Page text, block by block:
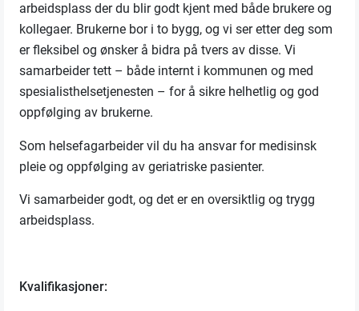
arbeidsplass der du blir godt kjent med både brukere og
kollegaer. Brukerne bor i to bygg, og vi ser etter deg som
er fleksibel og ønsker å bidra på tvers av disse. Vi
samarbeider tett – både internt i kommunen og med
spesialisthelsetjenesten – for å sikre helhetlig og god
oppfølging av brukerne.
Som helsefagarbeider vil du ha ansvar for medisinsk
pleie og oppfølging av geriatriske pasienter.
Vi samarbeider godt, og det er en oversiktlig og trygg
arbeidsplass.
Kvalifikasjoner: